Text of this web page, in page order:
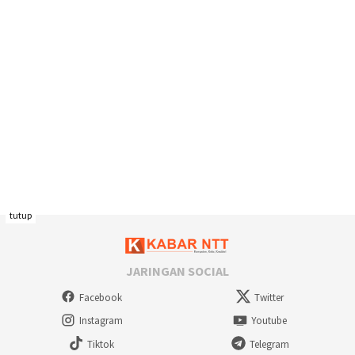
JARINGAN SOCIAL
Facebook
Twitter
Instagram
Youtube
Tiktok
Telegram
tutup